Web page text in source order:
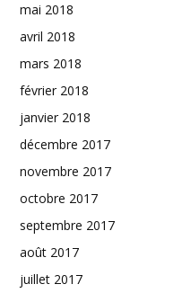
mai 2018
avril 2018
mars 2018
février 2018
janvier 2018
décembre 2017
novembre 2017
octobre 2017
septembre 2017
août 2017
juillet 2017